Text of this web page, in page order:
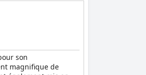
son
magnifique de